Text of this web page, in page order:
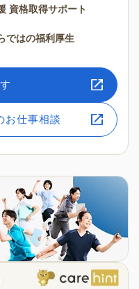
資格取得サポート
ではの福利厚生
お仕事相談